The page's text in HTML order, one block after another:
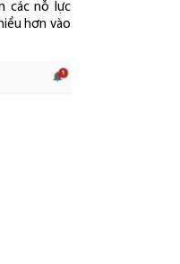
các nỗ lực
hơn vào